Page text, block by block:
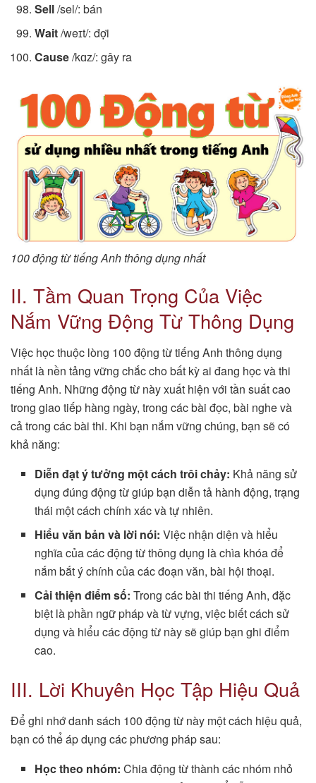
Sell/sel/: bán
Wait/weɪt/: đợi
Cause/kɑz/: gây ra
100 động từ tiếng Anh thông dụng nhất
II. Tầm Quan Trọng Của Việc
Nắm Vững Động Từ Thông Dụng
Việc học thuộc lòng 100 động từ tiếng Anh thông dụng
nhất là nền tảng vững chắc cho bất kỳ ai đang học và thi
tiếng Anh. Những động từ này xuất hiện với tần suất cao
trong giao tiếp hàng ngày, trong các bài đọc, bài nghe và
cả trong các bài thi. Khi bạn nắm vững chúng, bạn sẽ có
khả năng:
Diễn đạt ý tưởng một cách trôi chảy: Khả năng sử
dụng đúng động từ giúp bạn diễn tả hành động, trạng
thái một cách chính xác và tự nhiên.
Hiểu văn bản và lời nói: Việc nhận diện và hiểu
nghĩa của các động từ thông dụng là chìa khóa để
nắm bắt ý chính của các đoạn văn, bài hội thoại.
Cải thiện điểm số: Trong các bài thi tiếng Anh, đặc
biệt là phần ngữ pháp và từ vựng, việc biết cách sử
dụng và hiểu các động từ này sẽ giúp bạn ghi điểm
cao.
III. Lời Khuyên Học Tập Hiệu Quả
Để ghi nhớ danh sách 100 động từ này một cách hiệu quả,
bạn có thể áp dụng các phương pháp sau:
Học theo nhóm: Chia động từ thành các nhóm nhỏ